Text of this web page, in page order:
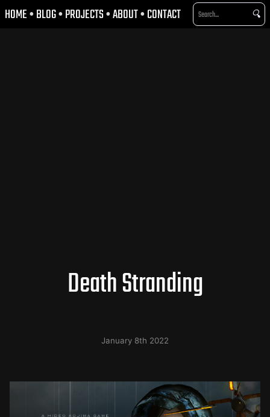
HOME • BLOG• PROJECTS•ABOUT• CONTACT 🔍
Death Stranding
January 8th 2022